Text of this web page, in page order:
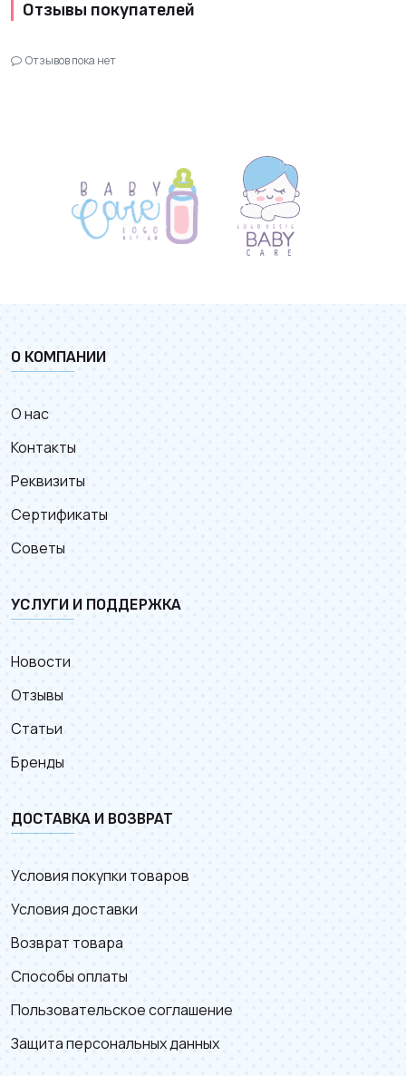
Отзывы покупателей
Отзывов пока нет
О КОМПАНИИ
О нас
Контакты
Реквизиты
Сертификаты
Советы
УСЛУГИ И ПОДДЕРЖКА
Новости
Отзывы
Статьи
Бренды
ДОСТАВКА И ВОЗВРАТ
Условия покупки товаров
Условия доставки
Возврат товара
Способы оплаты
Пользовательское соглашение
Защита персональных данных